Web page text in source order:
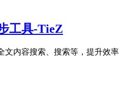
工具-TieZ
文内容搜索、搜索等，提升效率